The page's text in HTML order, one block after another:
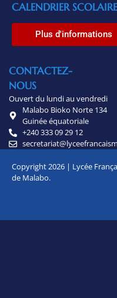
CALENDRIER SCOLAIRE
Plus d'informations
CONTACTEZ-
NOUS
Ouvert du lundi au vendredi
Malabo Bioko Norte 134
Guinée équatoriale
+240 333 09 29 12
Copyright 2026 | Lycée
de Malabo.